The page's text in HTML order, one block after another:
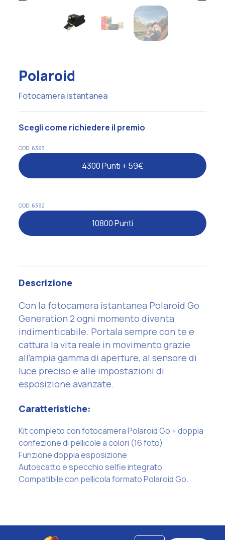
Polaroid
Fotocamera istantanea
Scegli come richiedere il premio
COD: 6393
4300 Punti + 59€
COD: 6392
10800 Punti
Descrizione
Con la fotocamera istantanea Polaroid Go
Generation 2 ogni momento diventa
indimenticabile. Portala sempre con te e
cattura la vita reale in movimento grazie
all’ampia gamma di aperture, al sensore di
luce preciso e alle impostazioni di
esposizione avanzate.
Caratteristiche:
Kit completo con fotocamera Polaroid Go + doppia
confezione di pellicole a colori (16 foto)
Funzione doppia esposizione
Autoscatto e specchio selfie integrato
Compatibile con pellicola formato Polaroid Go.